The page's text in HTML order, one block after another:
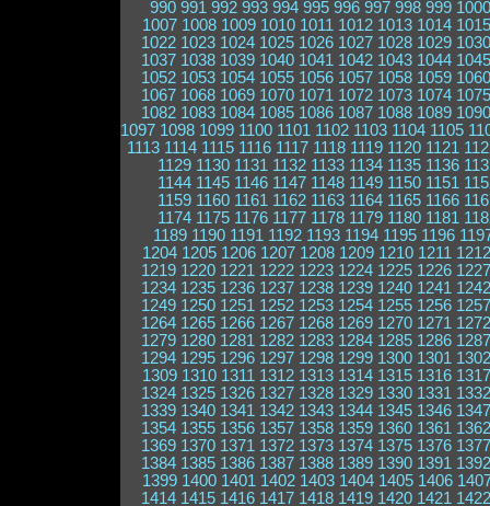
990 991 992 993 994 995 996 997 998 999 1000
1007 1008 1009 1010 1011 1012 1013 1014 1015
1022 1023 1024 1025 1026 1027 1028 1029 1030
1037 1038 1039 1040 1041 1042 1043 1044 1045
1052 1053 1054 1055 1056 1057 1058 1059 1060
1067 1068 1069 1070 1071 1072 1073 1074 1075
1082 1083 1084 1085 1086 1087 1088 1089 1090
1097 1098 1099 1100 1101 1102 1103 1104 1105
1113 1114 1115 1116 1117 1118 1119 1120 1121
1129 1130 1131 1132 1133 1134 1135 1136
1144 1145 1146 1147 1148 1149 1150 1151
1159 1160 1161 1162 1163 1164 1165 1166
1174 1175 1176 1177 1178 1179 1180 1181
1189 1190 1191 1192 1193 1194 1195 1196
1204 1205 1206 1207 1208 1209 1210 1211 1212
1219 1220 1221 1222 1223 1224 1225 1226 1227
1234 1235 1236 1237 1238 1239 1240 1241 1242
1249 1250 1251 1252 1253 1254 1255 1256 1257
1264 1265 1266 1267 1268 1269 1270 1271 1272
1279 1280 1281 1282 1283 1284 1285 1286 1287
1294 1295 1296 1297 1298 1299 1300 1301 1302
1309 1310 1311 1312 1313 1314 1315 1316 1317
1324 1325 1326 1327 1328 1329 1330 1331 1332
1339 1340 1341 1342 1343 1344 1345 1346 1347
1354 1355 1356 1357 1358 1359 1360 1361 1362
1369 1370 1371 1372 1373 1374 1375 1376 1377
1384 1385 1386 1387 1388 1389 1390 1391 1392
1399 1400 1401 1402 1403 1404 1405 1406
1414 1415 1416 1417 1418 1419 1420 1421 1422